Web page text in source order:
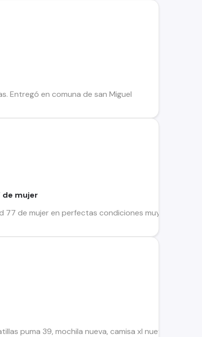
Entregó en comuna de san Miguel
de mujer
77 de mujer en perfectas condiciones muy pocas
puma 39, mochila nueva, camisa xl nueva, vestido